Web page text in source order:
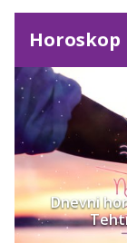
Horoskop
Dnevni